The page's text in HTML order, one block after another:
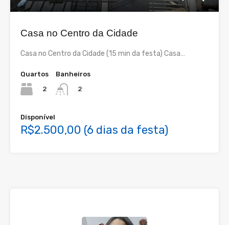
Casa no Centro da Cidade
Casa no Centro da Cidade (15 min da festa) Casa…
Quartos
2
Banheiros
2
Disponível
R$2.500,00 (6 dias da festa)